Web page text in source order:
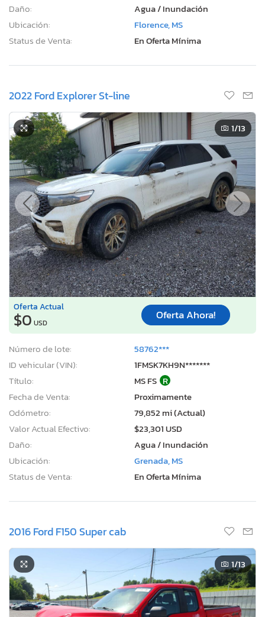
Daño:
Agua / Inundación
Ubicación:
Florence, MS
Status de Venta:
En Oferta Mínima
2022 Ford Explorer St-line
1/13
Oferta Actual
$0 USD
Oferta Ahora!
Número de lote:
58762***
ID vehicular (VIN):
1FMSK7KH9N*******
Título:
MS FS R
Fecha de Venta:
Proximamente
Odómetro:
79,852 mi (Actual)
Valor Actual Efectivo:
$23,301 USD
Daño:
Agua / Inundación
Ubicación:
Grenada, MS
Status de Venta:
En Oferta Mínima
2016 Ford F150 Super cab
1/13